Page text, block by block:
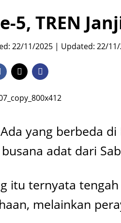
5, TREN
22/11/2025 | Updated: 22/
Ada yang berbeda di
adat dari
itu ternyata
melainkan